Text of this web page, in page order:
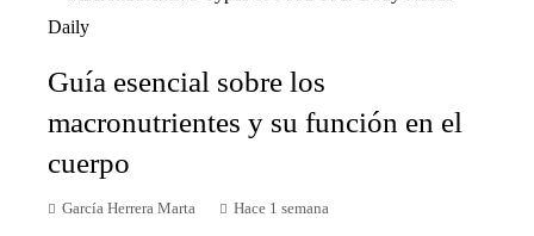
Guía esencial sobre los
macronutrientes y su función en el
cuerpo
García Herrera Marta Hace 1 semana